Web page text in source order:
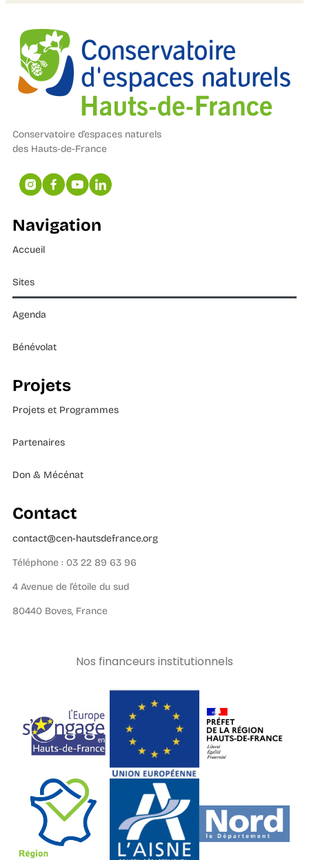
Conservatoire d’espaces naturels
des Hauts-de-France
Navigation
Accueil
Sites
Agenda
Bénévolat
Projets
Projets et Programmes
Partenaires
Don & Mécénat
Contact
contact@cen-hautsdefrance.org
Téléphone : 03 22 89 63 96
4 Avenue de l’étoile du sud
80440 Boves, France
Nos financeurs institutionnels